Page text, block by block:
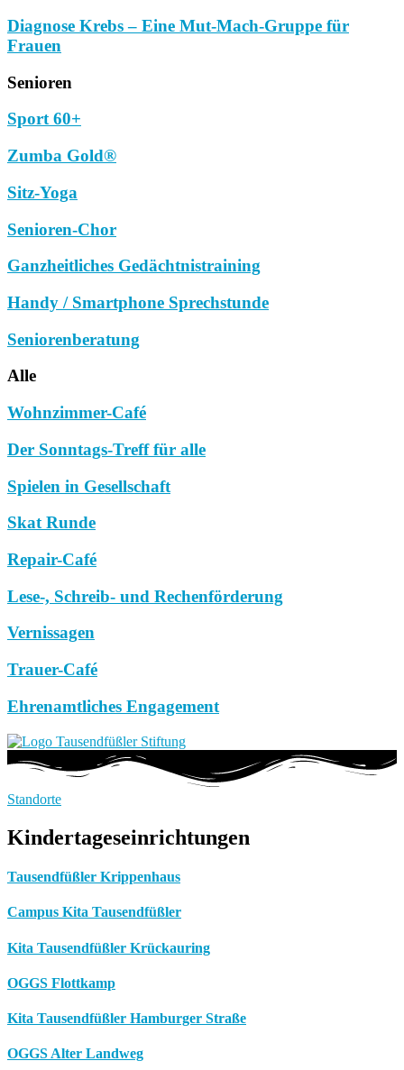
Diagnose Krebs – Eine Mut-Mach-Gruppe für
Frauen
Senioren
Sport 60+
Zumba Gold®
Sitz-Yoga
Senioren-Chor
Ganzheitliches Gedächtnistraining
Handy / Smartphone Sprechstunde
Seniorenberatung
Alle
Wohnzimmer-Café
Der Sonntags-Treff für alle
Spielen in Gesellschaft
Skat Runde
Repair-Café
Lese-, Schreib- und Rechenförderung
Vernissagen
Trauer-Café
Ehrenamtliches Engagement
Standorte
Kindertageseinrichtungen
Tausendfüßler Krippenhaus
Campus Kita Tausendfüßler
Kita Tausendfüßler Krückauring
OGGS Flottkamp
Kita Tausendfüßler Hamburger Straße
OGGS Alter Landweg